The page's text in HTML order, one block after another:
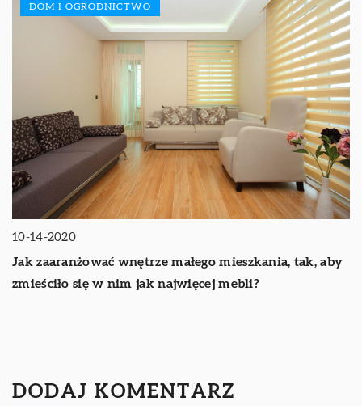
DOM I OGRODNICTWO
10-14-2020
Jak zaaranżować wnętrze małego mieszkania, tak, aby
zmieściło się w nim jak najwięcej mebli?
DODAJ KOMENTARZ